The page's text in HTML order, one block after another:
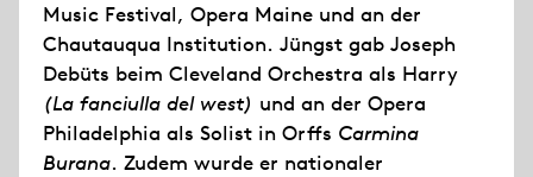
Music Festival, Opera Maine und an der
Chautauqua Institution. Jüngst gab Joseph
Debüts beim Cleveland Orchestra als Harry
(La fanciulla del west) und an der Opera
Philadelphia als Solist in Orffs Carmina
Burana. Zudem wurde er nationaler